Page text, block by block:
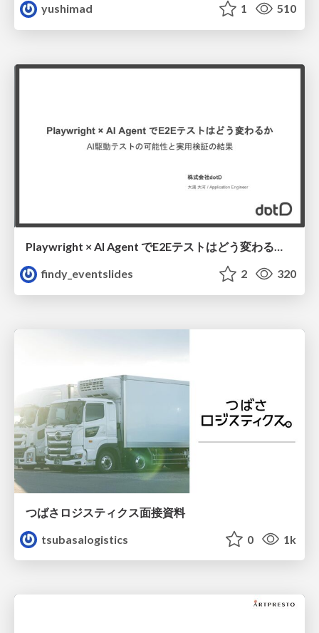
yushimad
1 510
Playwright × AI Agent でE2Eテストはどう変わるか AI駆動テストの可能性と実用検証の結果 _0721
findy_eventslides
2 320
つばさロジスティクス面接資料
tsubasalogistics
0 1k